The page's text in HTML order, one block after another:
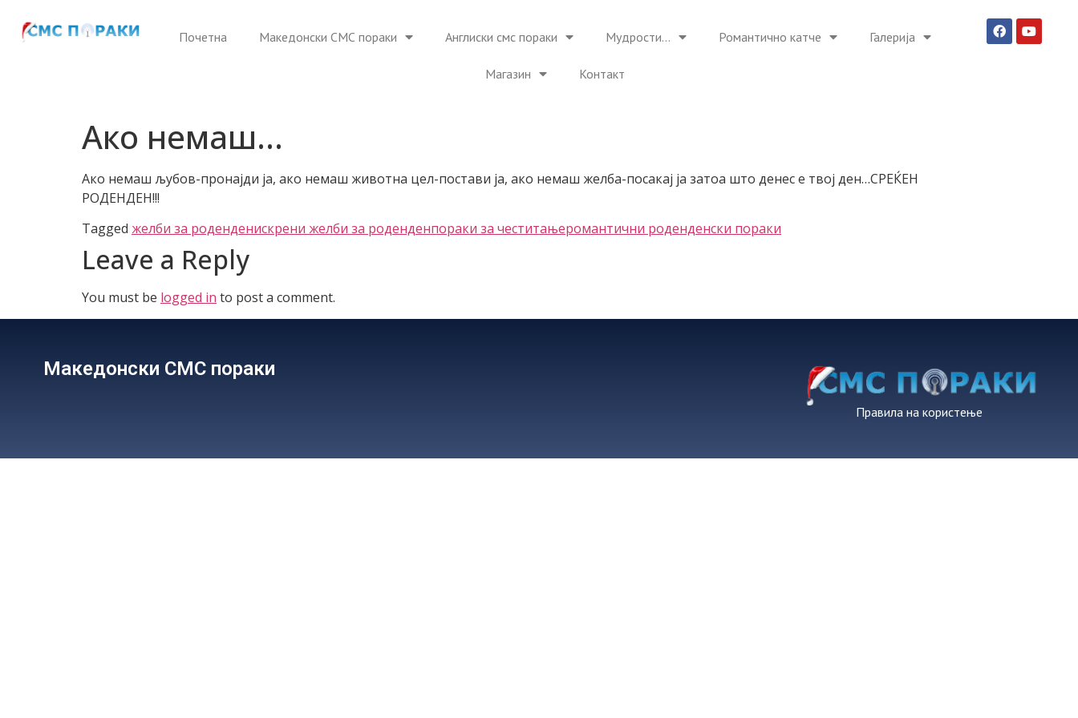
Почетна Македонски СМС пораки Англиски смс пораки Мудрости… Романтично катче Галерија
Магазин Контакт
Ако немаш…
Ако немаш љубов-пронајди ја, ако немаш животна цел-постави ја, ако немаш желба-посакај ја затоа што денес е твој ден…СРЕЌЕН
РОДЕНДЕН!!!
Tagged желби за роденденискрени желби за роденденпораки за честитањеромантични роденденски пораки
Leave a Reply
You must be logged in to post a comment.
Македонски СМС пораки
Правила на користење